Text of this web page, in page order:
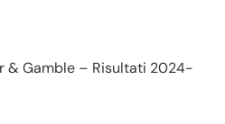
& Gamble – Risultati 2024-